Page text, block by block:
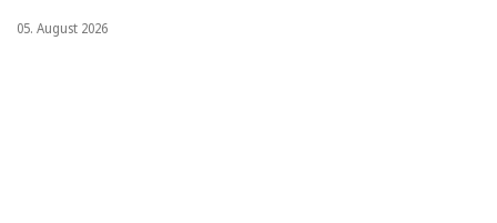
05. August 2026